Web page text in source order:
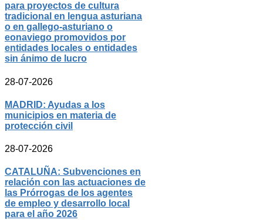
para proyectos de cultura
tradicional en lengua asturiana
o en gallego-asturiano o
eonaviego promovidos por
entidades locales o entidades
sin ánimo de lucro
28-07-2026
MADRID: Ayudas a los
municipios en materia de
protección civil
28-07-2026
CATALUÑA: Subvenciones en
relación con las actuaciones de
las Prórrogas de los agentes
de empleo y desarrollo local
para el año 2026